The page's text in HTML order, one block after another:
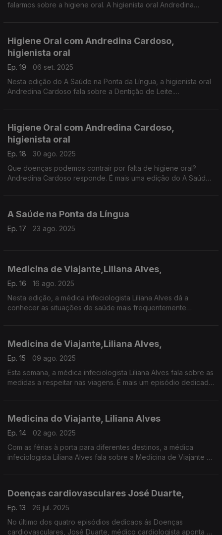
falarmos sobre a higiene oral. A higienista oral Andredina
Higiene Oral com Andredina Cardoso,
higienista oral
Ep. 19
06 set. 2025
Nesta edição do A Saúde na Ponta da Língua, a higienista oral
Andredina Cardoso fala sobre a Dentição de Leite.
Higiene Oral com Andredina Cardoso,
higienista oral
Ep. 18
30 ago. 2025
Que doenças podemos contrair por falta de higiene oral?
Andredina Cardoso responde. É mais uma edição do A Saúde
A Saúde na Ponta da Língua
Ep. 17 23 ago. 2025
Medicina de Viajante,Liliana Alves,
Ep. 16
16 ago. 2025
Nesta edição, a médica infeciologista Liliana Alves dá a
conhecer as situações de saúde mais frequentemente
Medicina de Viajante,Liliana Alves,
Ep. 15
09 ago. 2025
Esta semana, a médica infeciologista Liliana Alves fala sobre as
medidas a respeitar nas viagens. É mais um episódio dedicado
Medicina do Viajante, Liliana Alves
Ep. 14
02 ago. 2025
Com as férias à porta para diferentes destinos, a médica
infeciologista Liliana Alves fala sobre a Medicina de Viajante e
Doenças cardiovasculares José Duarte,
Ep. 13
26 jul. 2025
No último dos quatro episódios dedicaos ás Doenças
cardiovasculares, José Duarte, médico cardiologista aponta as